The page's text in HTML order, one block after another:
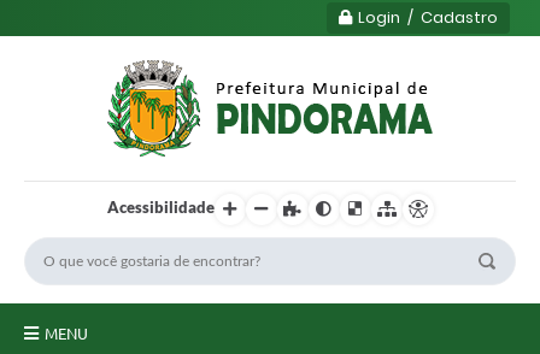
Login / Cadastro
Acessibilidade
MENU